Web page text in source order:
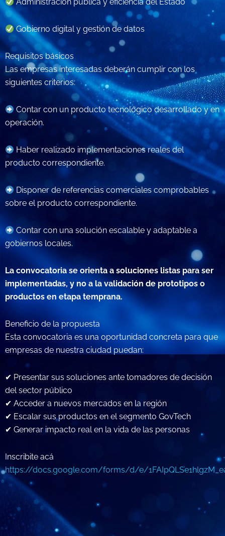
Gobierno digital y gestión de datos
Requisitos básicos
Las empresas interesadas deberán cumplir con los
siguientes criterios:
Contar con un producto tecnológico desarrollado y en
operación.
Haber realizado implementaciones reales del
producto correspondiente.
Disponer de referencias comerciales comprobables
sobre el producto correspondiente.
Contar con una solución escalable y adaptable a
gobiernos locales.
La convocatoria se orienta a soluciones listas para ser
implementadas, y no a la validación de prototipos o
productos en etapa temprana.
Beneficio de la propuesta
Esta convocatoria es una oportunidad concreta para que
empresas de nuestra ciudad puedan:
✔ Presentar sus soluciones ante tomadores de decisión
del sector público
✔ Acceder a nuevos mercados en la región
✔ Escalar sus productos en el segmento GovTech
✔ Generar impacto real en la vida de las personas
Inscribite acá
https://docs.google.com/forms/d/e/